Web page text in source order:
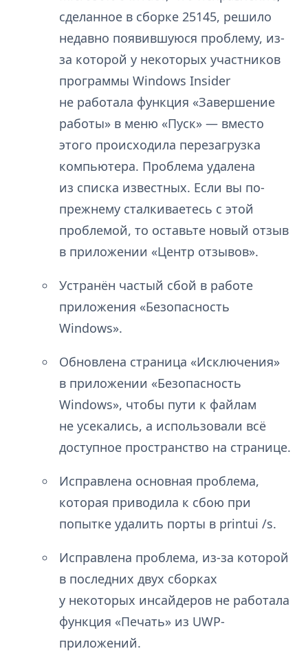
сделанное в сборке 25145, решило
недавно появившуюся проблему, из-
за которой у некоторых участников
программы Windows Insider
не работала функция «Завершение
работы» в меню «Пуск» — вместо
этого происходила перезагрузка
компьютера. Проблема удалена
из списка известных. Если вы по-
прежнему сталкиваетесь с этой
проблемой, то оставьте новый отзыв
в приложении «Центр отзывов».
Устранён частый сбой в работе
приложения «Безопасность
Windows».
Обновлена страница «Исключения»
в приложении «Безопасность
Windows», чтобы пути к файлам
не усекались, а использовали всё
доступное пространство на странице.
Исправлена основная проблема,
которая приводила к сбою при
попытке удалить порты в printui /s.
Исправлена проблема, из-за которой
в последних двух сборках
у некоторых инсайдеров не работала
функция «Печать» из UWP-
приложений.